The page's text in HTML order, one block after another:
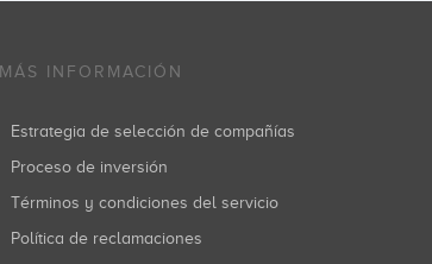
MÁS INFORMACIÓN
Estrategia de selección de compañías
Proceso de inversión
Términos y condiciones del servicio
Política de reclamaciones